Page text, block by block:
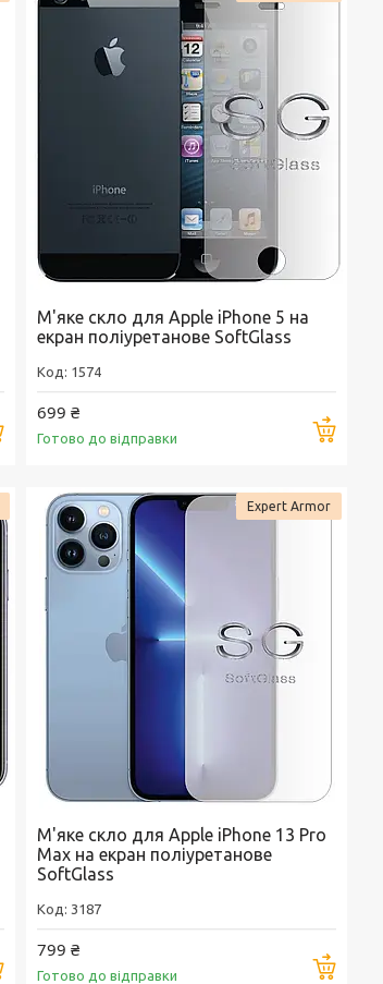
Купити
М'яке скло для Apple iPhone 5 на
екран поліуретанове SoftGlass
1574
699 ₴
Готово до відправки
Купити
Expert Armor
М'яке скло для Apple iPhone 13 Pro
Max на екран поліуретанове
SoftGlass
3187
799 ₴
Готово до відправки